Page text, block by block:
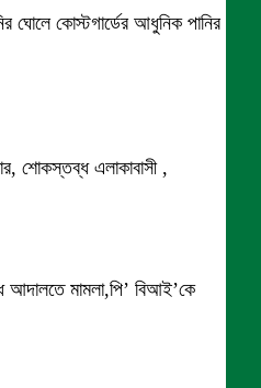
ঘোলে কোস্টগার্ডের আধুনিক পানির
শোকস্তব্ধ এলাকাবাসী ,
আদালতে মামলা,পি’ বিআই’কে